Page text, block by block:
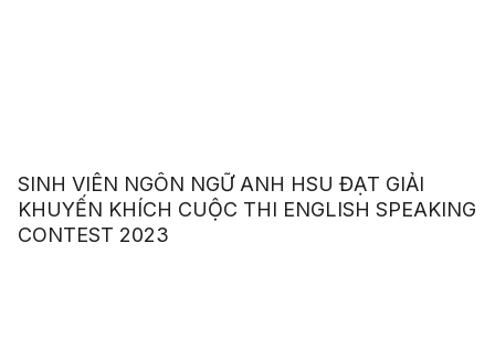
SINH VIÊN NGÔN NGỮ ANH HSU ĐẠT GIẢI
KHUYẾN KHÍCH CUỘC THI ENGLISH SPEAKING
CONTEST 2023